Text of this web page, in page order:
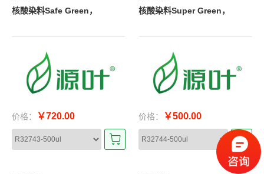
核酸染料Safe Green，
价格： ￥720.00
核酸染料Super Green，
价格： ￥500.00